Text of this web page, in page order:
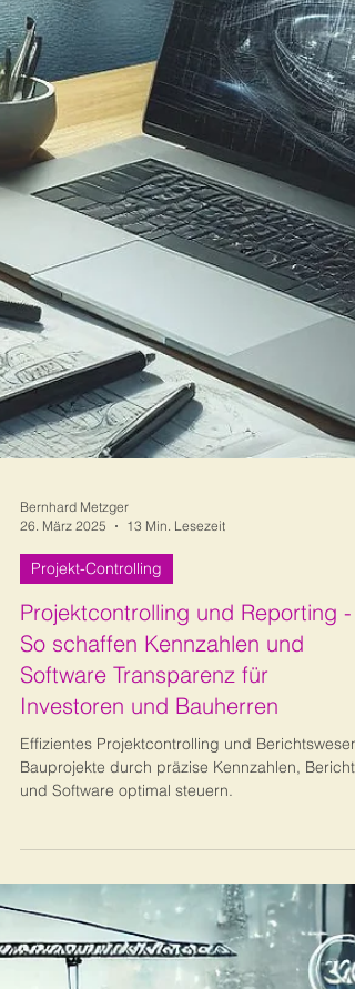
Bernhard Metzger
26. März 2025
13 Min. Lesezeit
Projektcontrolling und Reporting -
So schaffen Kennzahlen und
Software Transparenz für
Bauprojekte durch präzise Kennzahlen, Berichte
und Software optimal steuern.